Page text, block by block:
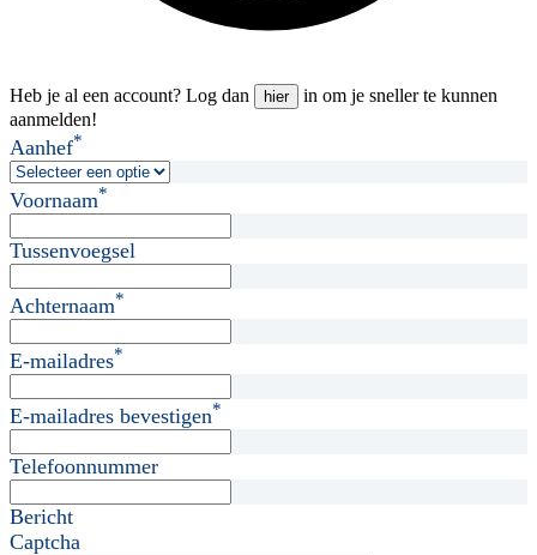
Heb je al een account? Log dan hier
in om je sneller te kunnen
aanmelden!
Aanhef*
Voornaam*
Tussenvoegsel
Achternaam*
E-mailadres*
E-mailadres bevestigen*
Telefoonnummer
Bericht
Captcha